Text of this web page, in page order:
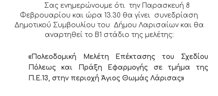
Σας ενημερώνουμε ότι την Παρασκευή 8
Φεβρουαρίου και ώρα 13.30 θα γίνει συνεδρίαση
Δημοτικού Συμβουλίου του Δήμου Λαρισαίων και θα
αναρτηθεί το Β1 στάδιο της μελέτης:
«Πολεοδομική Μελέτη Επέκτασης του Σχεδίου
Πόλεως και Πράξη Εφαρμογής σε τμήμα της
Π.Ε.13, στην περιοχή Άγιος Θωμάς Λάρισας»